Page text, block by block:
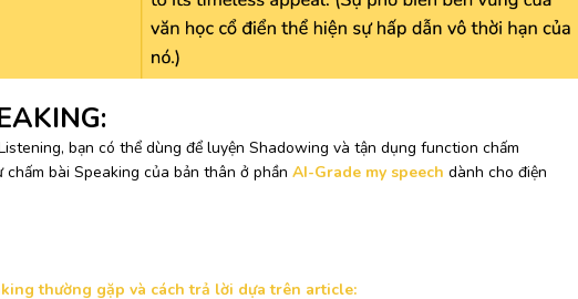
bạn có thể dùng để luyện Shadowing và tận dụng function chấm
bài Speaking của bản thân ở phần AI-Grade my speech dành cho điện
thường gặp và cách trả lời dựa trên article: